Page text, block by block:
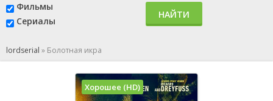
Фильмы
Сериалы
НАЙТИ
lordserial » Болотная икра
Хорошее (HD)